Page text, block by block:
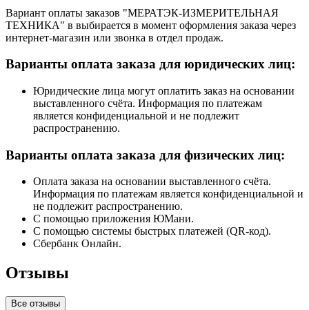
Вариант оплаты заказов "МЕРАТЭК-ИЗМЕРИТЕЛЬНАЯ
ТЕХНИКА" в выбирается в момент оформления заказа через
интернет-магазин или звонка в отдел продаж.
Варианты оплата заказа для юридических лиц:
Юридические лица могут оплатить заказ на основании
выставленного счёта. Информация по платежам
является конфиденциальной и не подлежит
распространению.
Варианты оплата заказа для физических лиц:
Оплата заказа на основании выставленного счёта.
Информация по платежам является конфиденциальной и
не подлежит распространению.
С помощью приложения ЮМани.
С помощью системы быстрых платежей (QR-код).
Сбербанк Онлайн.
Отзывы
Все отзывы